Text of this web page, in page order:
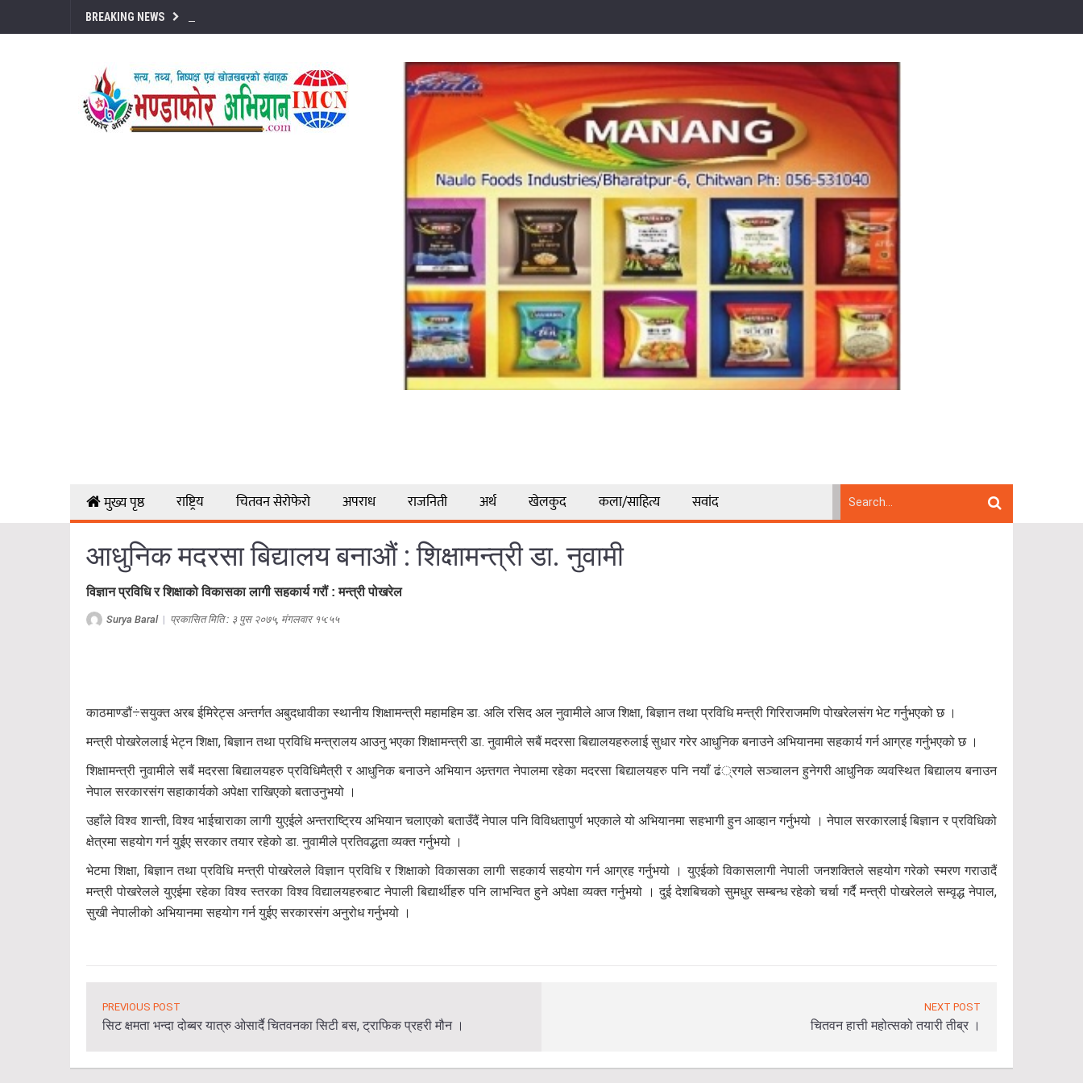
BREAKING NEWS
मुख्य पृष्ठ राष्ट्रिय चितवन सेरोफेरो अपराध राजनिती अर्थ खेलकुद कला/साहित्य सवांद
आधुनिक मदरसा बिद्यालय बनाऔं : शिक्षामन्त्री डा. नुवामी
विज्ञान प्रविधि र शिक्षाको विकासका लागी सहकार्य गरौं : मन्त्री पोखरेल
Surya Baral| प्रकासित मिति : ३ पुस २०७५, मंगलवार १५:५५
काठमाण्डौं÷सयुक्त अरब ईमिरेट्स अन्तर्गत अबुदधावीका स्थानीय शिक्षामन्त्री महामहिम डा. अलि रसिद अल नुवामीले आज शिक्षा, बिज्ञान तथा प्रविधि मन्त्री गिरिराजमणि पोखरेलसंग भेट गर्नुभएको छ ।
मन्त्री पोखरेललाई भेट्न शिक्षा, बिज्ञान तथा प्रविधि मन्त्रालय आउनु भएका शिक्षामन्त्री डा. नुवामीले सबैं मदरसा बिद्यालयहरुलाई सुधार गरेर आधुनिक बनाउने अभियानमा सहकार्य गर्न आग्रह गर्नुभएको छ ।
शिक्षामन्त्री नुवामीले सबैं मदरसा बिद्यालयहरु प्रविधिमैत्री र आधुनिक बनाउने अभियान अन्र्तगत नेपालमा रहेका मदरसा बिद्यालयहरु पनि नयाँ ढं्रगले सञ्चालन हुनेगरी आधुनिक व्यवस्थित बिद्यालय बनाउन
नेपाल सरकारसंग सहाकार्यको अपेक्षा राखिएको बताउनुभयो ।
उहाँले विश्व शान्ती, विश्व भाईचाराका लागी युएईले अन्तराष्ट्रिय अभियान चलाएको बताउँदैं नेपाल पनि विविधतापुर्ण भएकाले यो अभियानमा सहभागी हुन आव्हान गर्नुभयो । नेपाल सरकारलाई बिज्ञान र प्रविधिको
क्षेत्रमा सहयोग गर्न युईए सरकार तयार रहेको डा. नुवामीले प्रतिवद्धता व्यक्त गर्नुभयो ।
भेटमा शिक्षा, बिज्ञान तथा प्रविधि मन्त्री पोखरेलले विज्ञान प्रविधि र शिक्षाको विकासका लागी सहकार्य सहयोग गर्न आग्रह गर्नुभयो । युएईको विकासलागी नेपाली जनशक्तिले सहयोग गरेको स्मरण गराउादैं
मन्त्री पोखरेलले युएईमा रहेका विश्व स्तरका विश्व विद्यालयहरुबाट नेपाली बिद्यार्थीहरु पनि लाभन्वित हुने अपेक्षा व्यक्त गर्नुभयो । दुई देशबिचको सुमधुर सम्बन्ध रहेको चर्चा गर्दै मन्त्री पोखरेलले सम्वृद्ध नेपाल,
सुखी नेपालीको अभियानमा सहयोग गर्न युईए सरकारसंग अनुरोध गर्नुभयो ।
PREVIOUS POST
सिट क्षमता भन्दा दोब्बर यात्रु ओसार्दै चितवनका सिटी बस, ट्राफिक प्रहरी मौन ।
NEXT POST
चितवन हात्ती महोत्सको तयारी तीब्र ।